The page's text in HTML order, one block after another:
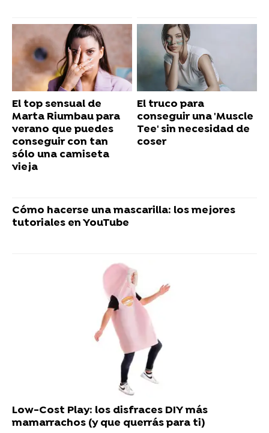
El top sensual de
Marta Riumbau para
verano que puedes
conseguir con tan
sólo una camiseta
vieja
El truco para
conseguir una 'Muscle
Tee' sin necesidad de
coser
Cómo hacerse una mascarilla: los mejores
tutoriales en YouTube
Low-Cost Play: los disfraces DIY más
mamarrachos (y que querrás para ti)